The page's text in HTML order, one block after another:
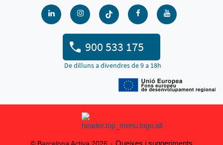
900 533 175
De dilluns a divendres de 9 a 18h